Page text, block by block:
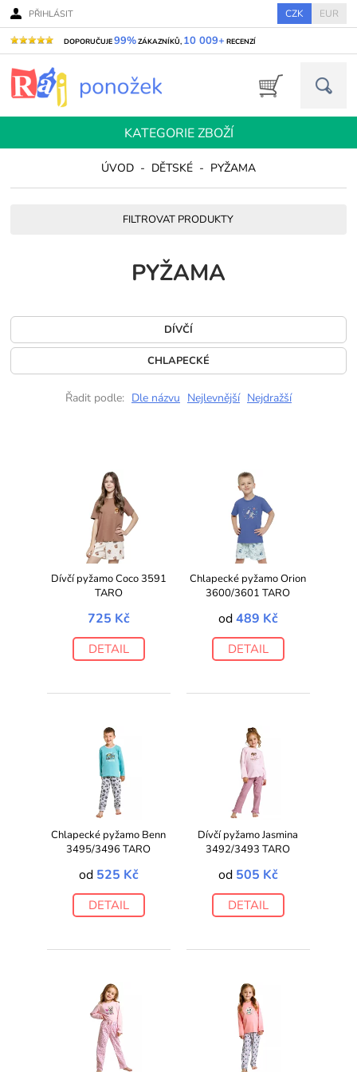
PŘIHLÁSIT CZK EUR
DOPORUČUJE99%ZÁKAZNÍKŮ, 10 009+ RECENZÍ
KATEGORIE ZBOŽÍ
ÚVOD - DĚTSKÉ - PYŽAMA
FILTROVAT PRODUKTY
PYŽAMA
DÍVČÍ
CHLAPECKÉ
Řadit podle: Dle názvu Nejlevnější Nejdražší
Dívčí pyžamo Coco 3591
TARO
725 Kč
DETAIL
Chlapecké pyžamo Orion
3600/3601 TARO
od489 Kč
DETAIL
Chlapecké pyžamo Benn
3495/3496 TARO
od 525 Kč
DETAIL
Dívčí pyžamo Jasmina
3492/3493 TARO
od 505 Kč
DETAIL